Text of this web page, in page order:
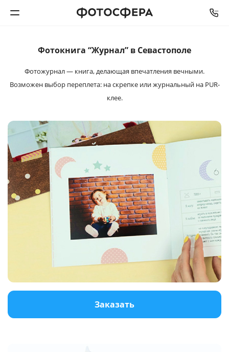
Печать фото
Интерьерная печать
Фотоподарки
Багетная мастерская
Фотокнига “Журнал” в Севастополе
Фотожурнал — книга, делающая впечатления вечными.
Возможен выбор переплета: наскрепке или журнальный на PUR-
клее.
Заказать